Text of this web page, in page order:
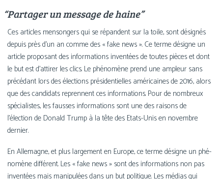
“Partager un message de haine”
Ces articles men­son­gers qui se répandent sur la toile, sont dési­gnés
depuis près d’un an comme des « fake news ». Ce terme désigne un
article pro­po­sant des infor­ma­tions inven­tées de toutes pièces et dont
le but est d’attirer les clics. Le phé­no­mène prend une ampleur sans
pré­cé­dant lors des élec­tions pré­si­den­tielles amé­ri­caines de 2016, alors
que des can­di­dats reprennent ces infor­ma­tions. Pour de nom­breux
spé­cia­listes, les fausses infor­ma­tions sont une des rai­sons de
l’élection de Donald Trump à la tête des Etats-Unis en novembre
dernier.
En Allemagne, et plus lar­ge­ment en Europe, ce terme désigne un phé­
no­mène dif­fé­rent. Les « fake news » sont des infor­ma­tions non pas
inven­tées mais mani­pu­lées dans un but poli­tique. Les médias qui